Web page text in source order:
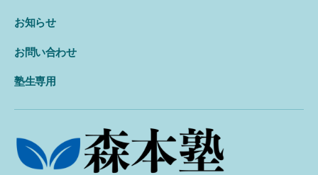
お知らせ
お問い合わせ
塾生専用